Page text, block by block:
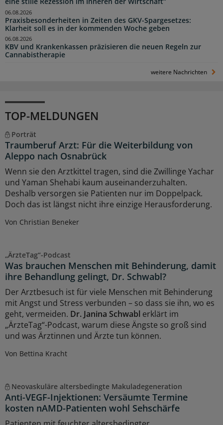
Praxisbesonderheiten in Zeiten des GKV-Spargesetzes:
Klarheit soll es in der kommenden Woche geben
06.08.2026
KBV und Krankenkassen präzisieren die neuen Regeln zur
Cannabistherapie
06.08.2026
weitere Nachrichten
TOP-MELDUNGEN
Porträt
Traumberuf Arzt: Für die Weiterbildung von
Aleppo nach Osnabrück
Wenn sie den Arztkittel tragen, sind die Zwillinge Yachar
und Yaman Shehabi kaum auseinanderzuhalten.
Deshalb versorgen sie Patienten nur im Doppelpack.
Doch das ist längst nicht ihre einzige Herausforderung.
Von Christian Beneker
„ÄrzteTag“-Podcast
Was brauchen Menschen mit Behinderung, damit
ihre Behandlung gelingt, Dr. Schwabl?
Der Arztbesuch ist für viele Menschen mit Behinderung
mit Angst und Stress verbunden – so dass sie ihn, wo es
geht, vermeiden. Dr. Janina Schwabl erklärt im
„ÄrzteTag“-Podcast, warum diese Ängste so groß sind
und was Ärztinnen und Ärzte tun können.
Von Bettina Kracht
Neovaskuläre altersbedingte Makuladegeneration
Anti-VEGF-Injektionen: Versäumte Termine
kosten nAMD-Patienten wohl Sehschärfe